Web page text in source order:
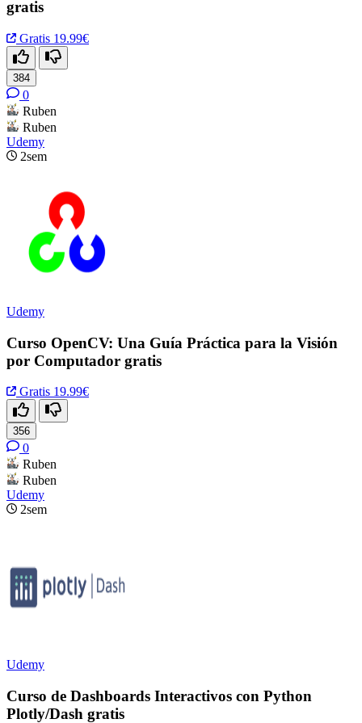
gratis
Gratis 19.99€
384
0
Ruben
Ruben
Udemy
2sem
Udemy
Curso OpenCV: Una Guía Práctica para la Visión
por Computador gratis
Gratis 19.99€
356
0
Ruben
Ruben
Udemy
2sem
Udemy
Curso de Dashboards Interactivos con Python
Plotly/Dash gratis